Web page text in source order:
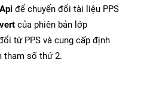
để chuyển đổi tài liệu PPS
của phiên bản lớp
từ PPS và cung cấp định
tham số thứ 2.